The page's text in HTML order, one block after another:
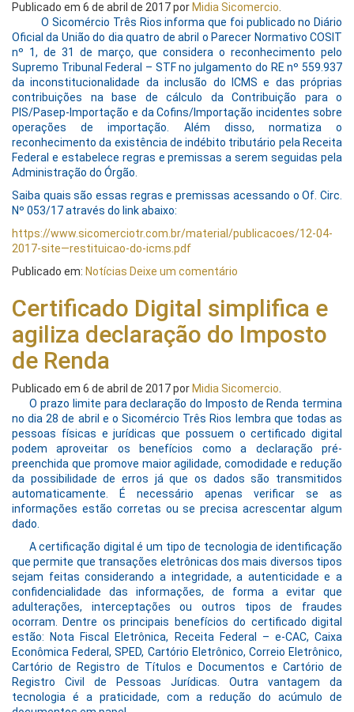
Publicado em 6 de abril de 2017por Midia Sicomercio
O Sicomércio Três Rios informa que foi publicado no Diário
Oficial da União do dia quatro de abril o Parecer Normativo COSIT
nº 1, de 31 de março, que considera o reconhecimento pelo
Supremo Tribunal Federal – STF no julgamento do RE nº 559.937
da inconstitucionalidade da inclusão do ICMS e das próprias
contribuições na base de cálculo da Contribuição para o
PIS/Pasep-Importação e da Cofins/Importação incidentes sobre
operações de importação. Além disso, normatiza o
reconhecimento da existência de indébito tributário pela Receita
Federal e estabelece regras e premissas a serem seguidas pela
Administração do Órgão.
Saiba quais são essas regras e premissas acessando o Of. Circ.
Nº 053/17 através do link abaixo:
https://www.sicomerciotr.com.br/material/publicacoes/12-04-
2017-site—restituicao-do-icms.pdf
Publicado em: Notícias Deixe um comentário
Certificado Digital simplifica e
agiliza declaração do Imposto
de Renda
Publicado em 6 de abril de 2017por Midia Sicomercio
O prazo limite para declaração do Imposto de Renda termina
no dia 28 de abril e o Sicomércio Três Rios lembra que todas as
pessoas físicas e jurídicas que possuem o certificado digital
podem aproveitar os benefícios como a declaração pré-
preenchida que promove maior agilidade, comodidade e redução
da possibilidade de erros já que os dados são transmitidos
automaticamente. É necessário apenas verificar se as
informações estão corretas ou se precisa acrescentar algum
dado.
A certificação digital é um tipo de tecnologia de identificação
que permite que transações eletrônicas dos mais diversos tipos
sejam feitas considerando a integridade, a autenticidade e a
confidencialidade das informações, de forma a evitar que
adulterações, interceptações ou outros tipos de fraudes
ocorram. Dentre os principais benefícios do certificado digital
estão: Nota Fiscal Eletrônica, Receita Federal – e-CAC, Caixa
Econômica Federal, SPED, Cartório Eletrônico, Correio Eletrônico,
Cartório de Registro de Títulos e Documentos e Cartório de
Registro Civil de Pessoas Jurídicas. Outra vantagem da
tecnologia é a praticidade, com a redução do acúmulo de